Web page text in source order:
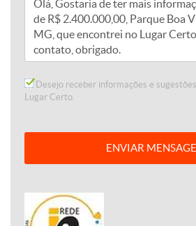
Desejo receber informações e
Lugar Certo.
ENVIAR